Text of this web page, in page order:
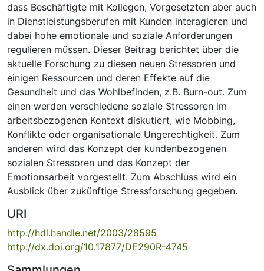
dass Beschäftigte mit Kollegen, Vorgesetzten aber auch
in Dienstleistungsberufen mit Kunden interagieren und
dabei hohe emotionale und soziale Anforderungen
regulieren müssen. Dieser Beitrag berichtet über die
aktuelle Forschung zu diesen neuen Stressoren und
einigen Ressourcen und deren Effekte auf die
Gesundheit und das Wohlbefinden, z.B. Burn-out. Zum
einen werden verschiedene soziale Stressoren im
arbeitsbezogenen Kontext diskutiert, wie Mobbing,
Konflikte oder organisationale Ungerechtigkeit. Zum
anderen wird das Konzept der kundenbezogenen
sozialen Stressoren und das Konzept der
Emotionsarbeit vorgestellt. Zum Abschluss wird ein
Ausblick über zukünftige Stressforschung gegeben.
URI
http://hdl.handle.net/2003/28595
http://dx.doi.org/10.17877/DE290R-4745